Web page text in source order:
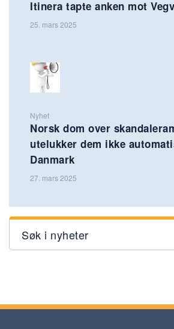
Itinera tapte anken mot
25. mars 2025
Nyhet
Norsk dom over
utelukker dem ikke
Danmark
27. mars 2025
Søk i nyheter